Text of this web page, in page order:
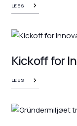
LEES
Kickoff for
LEES